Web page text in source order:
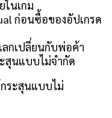
ในเกม
ก่อนซื้อของอัปเกรด
ลกเปลี่ยนกับพ่อค้า
สุนแบบไม่จำกัด